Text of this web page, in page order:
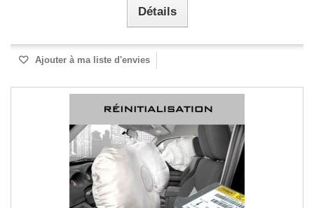
Détails
Ajouter à ma liste d'envies